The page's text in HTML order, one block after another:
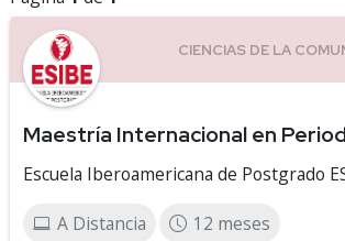
Maestría Internacional en
Escuela Iberoamericana de Postgrado
A Distancia 12 meses